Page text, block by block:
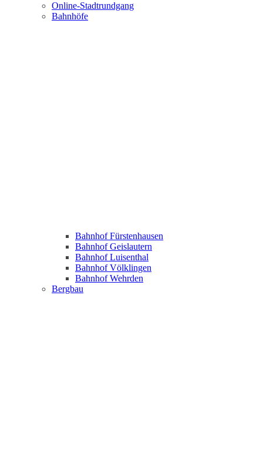
Online-Stadtrundgang
Bahnhöfe
Bahnhof Fürstenhausen
Bahnhof Geislautern
Bahnhof Luisenthal
Bahnhof Völklingen
Bahnhof Wehrden
Bergbau